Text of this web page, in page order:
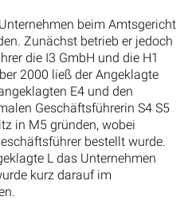
beim Amtsgericht
Zunächst betrieb er jedoch
die I3 GmbH und die H1
2000 ließ der Angeklagte
E4 und den
Geschäftsführerin S4 S5
in M5 gründen, wobei
bestellt wurde.
L das Unternehmen
kurz darauf im